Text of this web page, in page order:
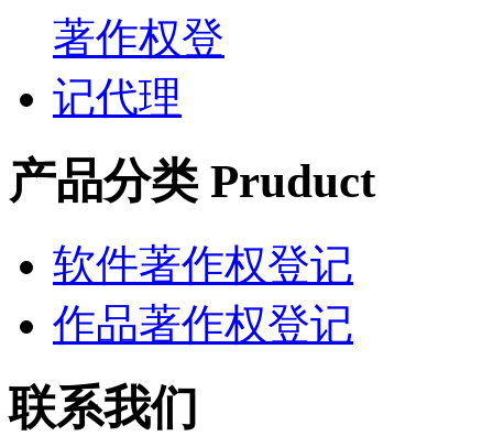
产品分类 Pruduct
软件著作权登记
作品著作权登记
联系我们